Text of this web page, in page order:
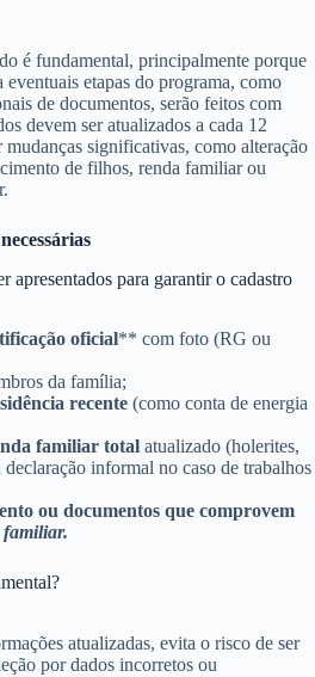
é fundamental, principalmente porque
etapas do programa, como
de documentos, serão feitos com
devem ser atualizados a cada 12
mudanças significativas, como alteração
de filhos, renda familiar ou
apresentados para garantir o cadastro
oficial** com foto (RG ou
da família;
recente (como conta de energia
familiar total atualizado (holerites,
informal no caso de trabalhos
ou documentos que comprovem
familiar.
atualizadas, evita o risco de ser
por dados incorretos ou